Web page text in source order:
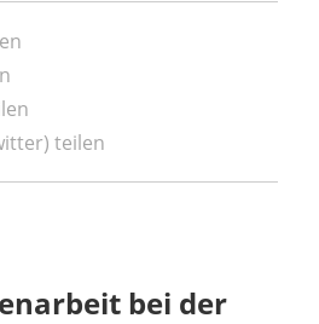
teilen
bei der